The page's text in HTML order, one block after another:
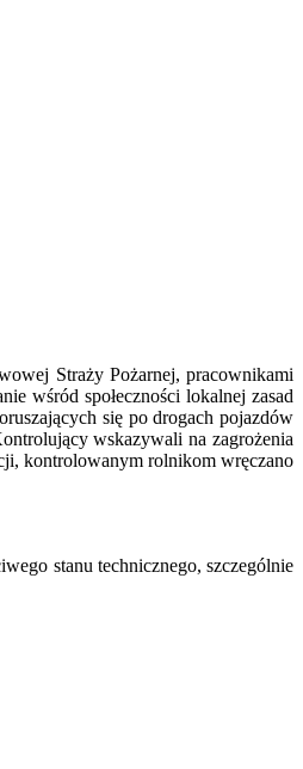
Straży Pożarnej, pracownikami
wśród społeczności lokalnej zasad
się po drogach pojazdów
wskazywali na zagrożenia
kontrolowanym rolnikom wręczano
stanu technicznego, szczególnie